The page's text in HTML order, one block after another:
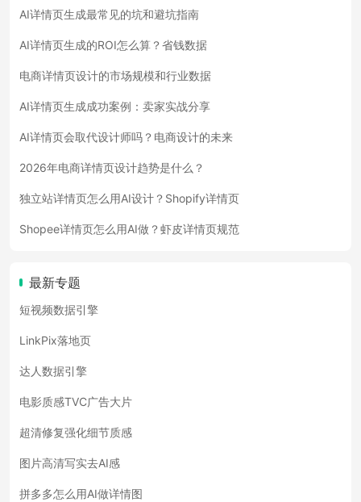
AI详情页生成最常见的坑和避坑指南
AI详情页生成的ROI怎么算？省钱数据
电商详情页设计的市场规模和行业数据
AI详情页生成成功案例：卖家实战分享
AI详情页会取代设计师吗？电商设计的未来
2026年电商详情页设计趋势是什么？
独立站详情页怎么用AI设计？Shopify详情页
Shopee详情页怎么用AI做？虾皮详情页规范
最新专题
短视频数据引擎
LinkPix落地页
达人数据引擎
电影质感TVC广告大片
超清修复强化细节质感
图片高清写实去AI感
拼多多怎么用AI做详情图